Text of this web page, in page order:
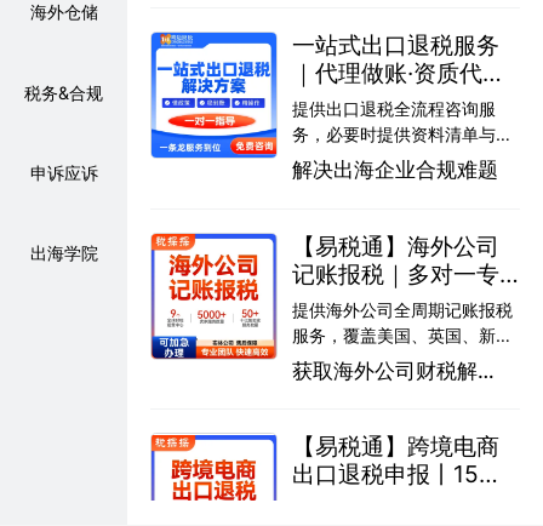
海外仓储
税务&合规
申诉应诉
出海学院
欧洲均设办事处，本地化服务
更安心
流、资金流、账务流、税务流
四大核心环节，解决常见难题
服务大型跨境电商企业，累计
服务5000万至10亿级卖家超
100家 总部深圳，香港、美
国、欧洲设办事处，本地化服
一站式出口退税服务
｜代理做账·资质代办·
资金流合规设计丨响
迈财税
提供出口退税全流程咨询服
务，必要时提供资料清单与操
作指引 代理做账、报税、办理
出口退（免）税备案及申报 设
权架构与资金流路径 针对跨境
电商、中小型出口企业定制化
服务，降低政策风险 帮助企业
规避补税罚款、0报数触发稽
查等常见税务风险
解决出海企业合规难题
【易税通】海外公司
记账报税｜多对一专
属服务丨全球布局·合
规避险
提供海外公司全周期记账报税
服务，覆盖美国、英国、新加
坡、澳大利亚等主流市场 多对
一专属服务，专业团队全程跟
营公司，总部位于深圳，严格
把控申请与申报流程 布局全
球，快速响应本地税务政策变
获取海外公司财税解决
【易税通】跨境电商
出口退税申报丨15年